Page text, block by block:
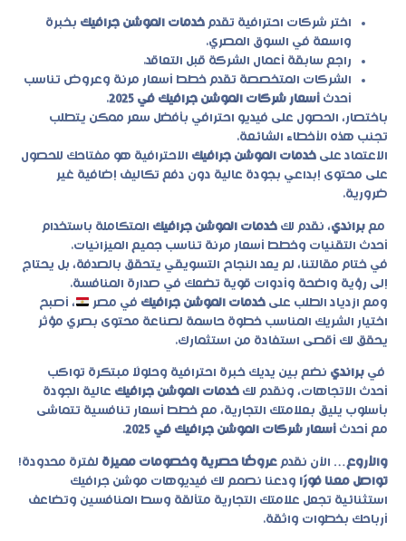
اختر شركات احترافية تقدم خدمات الموشن جرافيك بخبرة
واسعة في السوق المصري.
راجع سابقة أعمال الشركة قبل التعاقد.
الشركات المتخصصة تقدم خطط أسعار مرنة وعروض تناسب
أحدث أسعار شركات الموشن جرافيك في 2025
.
باختصار، الحصول على فيديو احترافي بأفضل سعر ممكن يتطلب
تجنب هذه الأخطاء الشائعة.
الاعتماد على خدمات الموشن جرافيك الاحترافية هو مفتاحك للحصول
على محتوى إبداعي بجودة عالية دون دفع تكاليف إضافية غير
ضرورية.
مع براندي، نقدم لك خدمات الموشن جرافيك المتكاملة باستخدام
أحدث التقنيات وخطط أسعار مرنة تناسب جميع الميزانيات.
في ختام مقالتنا، لم يعد النجاح التسويقي يتحقق بالصدفة، بل يحتاج
إلى رؤية واضحة وأدوات قوية تضعك في صدارة المنافسة.
ومع ازدياد الطلب على خدمات الموشن جرافيك في مصر
، أصبح
اختيار الشريك المناسب خطوة حاسمة لصناعة محتوى بصري مؤثر
يحقق لك أقصى استفادة من استثمارك.
في براندي نضع بين يديك خبرة احترافية وحلولًا مبتكرة تواكب
أحدث الاتجاهات، ونقدم لك خدمات الموشن جرافيك عالية الجودة
بأسلوب يليق بعلامتك التجارية، مع خطط أسعار تنافسية تتماشى
مع أحدث أسعار شركات الموشن جرافيك في 2025 .
والأروع… الآن نقدم عروضًا حصرية وخصومات مميزة لفترة محدودة!
تواصل معنا فورًا ودعنا نصمم لك فيديوهات موشن جرافيك
استثنائية تجعل علامتك التجارية متألقة وسط المنافسين وتضاعف
أرباحك بخطوات واثقة.